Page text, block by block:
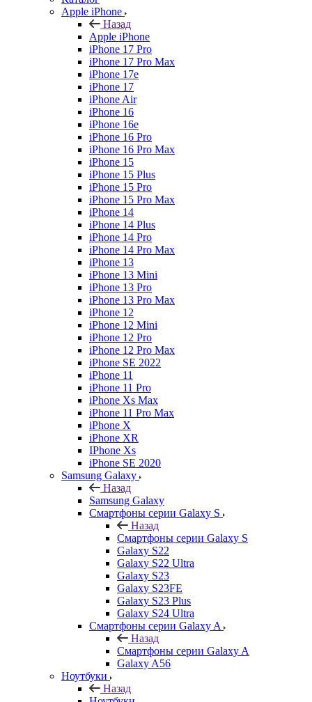
Apple iPhone
Назад
Apple iPhone
iPhone 17 Pro
iPhone 17 Pro Max
iPhone 17e
iPhone 17
iPhone Air
iPhone 16
iPhone 16e
iPhone 16 Pro
iPhone 16 Pro Max
iPhone 15
iPhone 15 Plus
iPhone 15 Pro
iPhone 15 Pro Max
iPhone 14
iPhone 14 Plus
iPhone 14 Pro
iPhone 14 Pro Max
iPhone 13
iPhone 13 Mini
iPhone 13 Pro
iPhone 13 Pro Max
iPhone 12
iPhone 12 Mini
iPhone 12 Pro
iPhone 12 Pro Max
iPhone SE 2022
iPhone 11
iPhone 11 Pro
iPhone Xs Max
iPhone 11 Pro Max
iPhone X
iPhone XR
IPhone Xs
iPhone SE 2020
Samsung Galaxy
Назад
Samsung Galaxy
Смартфоны серии Galaxy S
Назад
Смартфоны серии Galaxy S
Galaxy S22
Galaxy S22 Ultra
Galaxy S23
Galaxy S23FE
Galaxy S23 Plus
Galaxy S24 Ultra
Смартфоны серии Galaxy A
Назад
Смартфоны серии Galaxy A
Galaxy A56
Ноутбуки
Назад